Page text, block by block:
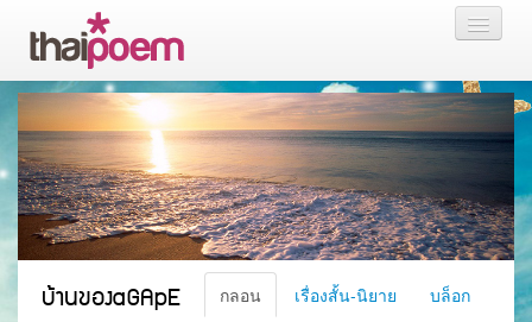
หน้าแรก
กลอน
เรื่องสั้น นิยาย
บล็อก
สมาชิก
บ้านของaGApE กลอน เรื่องสั้น-นิยาย
บล็อก